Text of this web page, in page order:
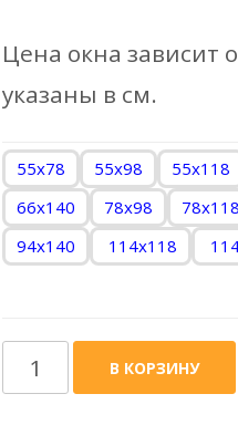
Цена окна зависит
указаны в см.
55x78 55x98 55х118
66х140
78x98 78х118
94х140
114х118
Количество
товара
В КОРЗИНУ